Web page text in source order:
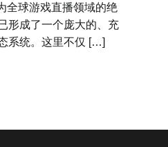
全球游戏直播领域的绝
形成了一个庞大的、充
系统。这里不仅 […]